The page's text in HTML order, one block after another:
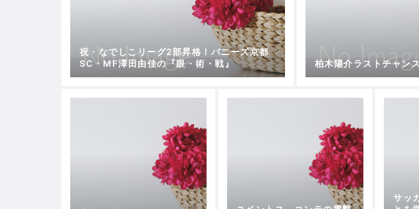
祝・なでしこリーグ2部昇格！バニーズ京都
SC・MF澤田由佳の『眼・術・戦』
柏木陽介ラストチャン
サッ